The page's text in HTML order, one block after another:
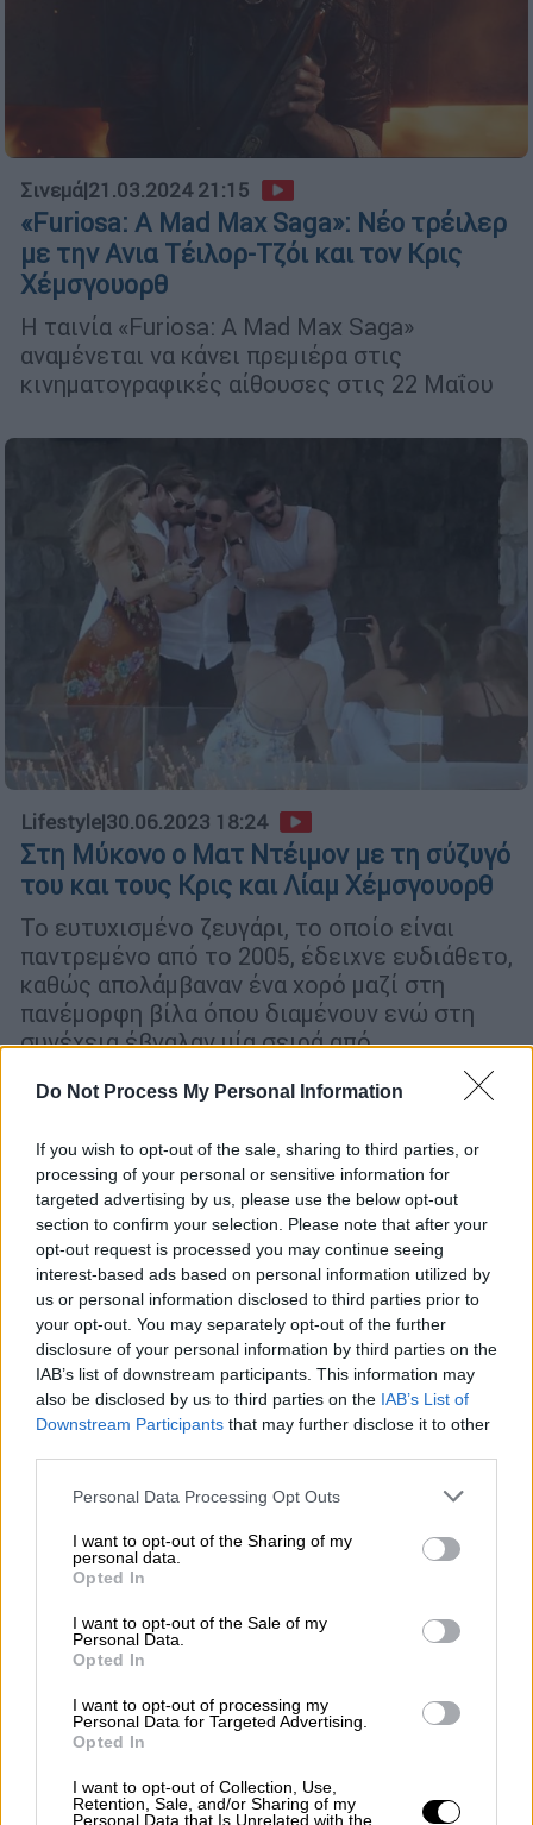
Do Not Process My Personal Information
If you wish to opt-out of the sale, sharing to third parties, or
processing of your personal or sensitive information for
targeted advertising by us, please use the below opt-out
section to confirm your selection. Please note that after your
opt-out request is processed you may continue seeing
interest-based ads based on personal information utilized by
us or personal information disclosed to third parties prior to
your opt-out. You may separately opt-out of the further
disclosure of your personal information by third parties on the
IAB’s list of downstream participants. This information may
also be disclosed by us to third parties on the IAB’s List of
Downstream Participants that may further disclose it to other
Please note that this website/app uses one or more Google
not limited to your visit or usage behaviour. You may click to
grant or deny consent to Google and its third-party tags to
use your data for below specified purposes in below Google
consent section.
Personal Data Processing Opt Outs
I want to opt-out of the Sharing of my
personal data.
Opted In
I want to opt-out of the Sale of my
Personal Data.
Opted In
I want to opt-out of processing my
Personal Data for Targeted Advertising.
Opted In
I want to opt-out of Collection, Use,
Retention, Sale, and/or Sharing of my
Personal Data that Is Unrelated with the
Σινεμά|21.03.2024 21:15
«Furiosa: A Mad Max Saga»: Νέο τρέιλερ
με την Ανια Τέιλορ-Τζόι και τον Κρις
Χέμσγουορθ
Η ταινία «Furiosa: A Mad Max Saga»
αναμένεται να κάνει πρεμιέρα στις
κινηματογραφικές αίθουσες στις 22 Μαΐου
Lifestyle|30.06.2023 18:24
Στη Μύκονο ο Ματ Ντέιμον με τη σύζυγό
του και τους Κρις και Λίαμ Χέμσγουορθ
Το ευτυχισμένο ζευγάρι, το οποίο είναι
παντρεμένο από το 2005, έδειχνε ευδιάθετο,
καθώς απολάμβαναν ένα χορό μαζί στη
πανέμορφη βίλα όπου διαμένουν ενώ στη
συνέχεια έβγαλαν μία σειρά από
Χέμσγουορθ να τους παρακολουθούν
Lifestyle|16.06.2023 10:10
Κρις Χέμσγουορθ: Κάνει ένα διάλειμμα
περισσότερο χρόνο με τα παιδιά του
Η απόφαση του Κρις Χέμσγουορθ να
αποχωρήσει από την υποκριτική είχε ως
αφετηρία την επιθυμία του να περάσει
περισσότερο χρόνο με τα παιδιά του και όχι
ένα γενετικό τεστ που έδειξε ότι έχει
υψηλές πιθανότητες να αναπτύξει τη νόσο